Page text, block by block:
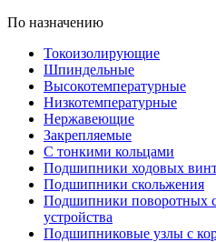
По назначению
Токоизолирующие
Шпиндельные
Высокотемпературные
Низкотемпературные
Нержавеющие
Закрепляемые
С тонкими кольцами
Подшипники ходовых
Подшипники скольжения
Подшипники поворотных
устройства
Подшипниковые узлы с